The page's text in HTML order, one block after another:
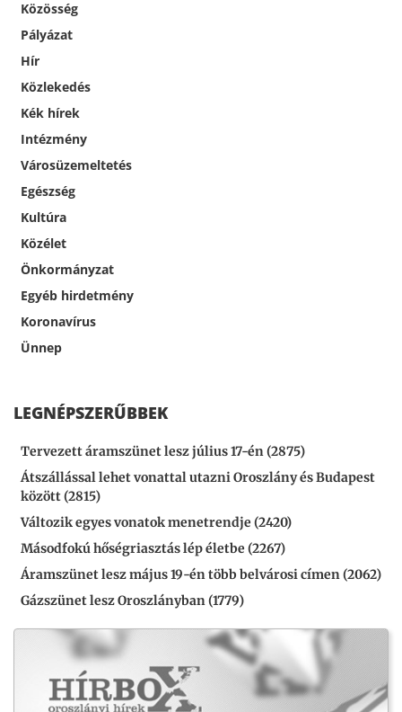
Közösség
Pályázat
Hír
Közlekedés
Kék hírek
Intézmény
Városüzemeltetés
Egészség
Kultúra
Közélet
Önkormányzat
Egyéb hirdetmény
Koronavírus
Ünnep
LEGNÉPSZERŰBBEK
Tervezett áramszünet lesz július 17-én (2875)
Átszállással lehet vonattal utazni Oroszlány és Budapest
között (2815)
Változik egyes vonatok menetrendje (2420)
Másodfokú hőségriasztás lép életbe (2267)
Áramszünet lesz május 19-én több belvárosi címen (2062)
Gázszünet lesz Oroszlányban (1779)